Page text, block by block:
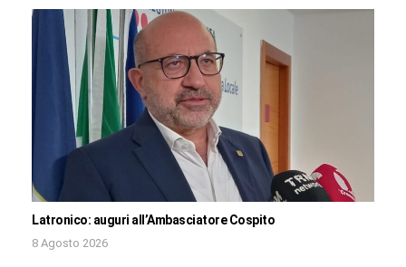
Latronico: auguri all’Ambasciatore Cospito
8 Agosto 2026